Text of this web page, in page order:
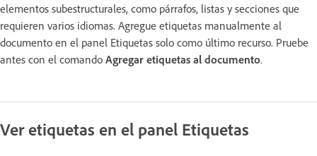
elementos subestructurales, como párrafos, listas y secciones que
requieren varios idiomas. Agregue etiquetas manualmente al
documento en el panel Etiquetas solo como último recurso. Pruebe
antes con el comando Agregar etiquetas al documento.
Ver etiquetas en el panel Etiquetas